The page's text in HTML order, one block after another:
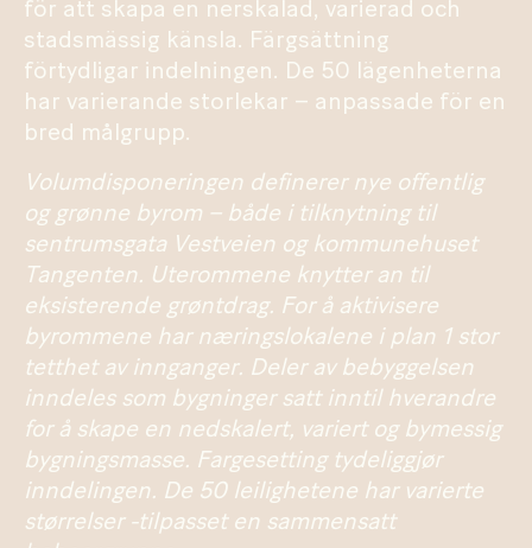
för att skapa en nerskalad, varierad och
stadsmässig känsla. Färgsättning
förtydligar indelningen. De 50 lägenheterna
har varierande storlekar – anpassade för en
bred målgrupp.
Volumdisponeringen definerer nye offentlig
og grønne byrom – både i tilknytning til
sentrumsgata Vestveien og kommunehuset
Tangenten. Uterommene knytter an til
eksisterende grøntdrag. For å aktivisere
byrommene har næringslokalene i plan 1 stor
tetthet av innganger. Deler av bebyggelsen
inndeles som bygninger satt inntil hverandre
for å skape en nedskalert, variert og bymessig
bygningsmasse. Fargesetting tydeliggjør
inndelingen. De 50 leilighetene har varierte
størrelser -tilpasset en sammensatt